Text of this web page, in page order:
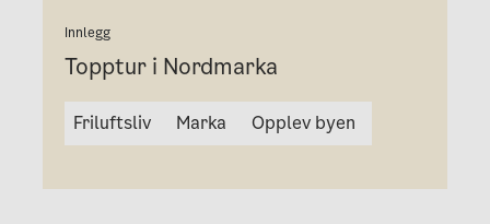
Innlegg
Topptur i Nordmarka
Friluftsliv Marka Opplev byen